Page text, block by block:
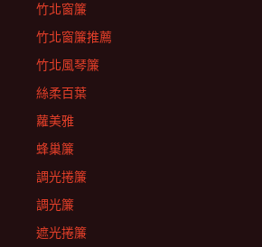
竹北窗簾
竹北窗簾推薦
竹北風琴簾
絲柔百葉
蘿美雅
蜂巢簾
調光捲簾
調光簾
遮光捲簾